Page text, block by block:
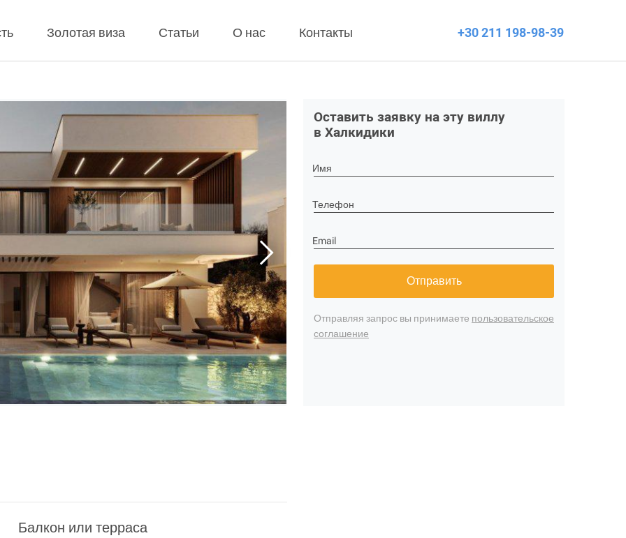
Золотая виза Статьи О нас Контакты +30 211 198-98-39
Оставить заявку на эту виллу
в Халкидики
Имя
Телефон
Email
Отправить
Отправляя запрос вы принимаете пользовательское
соглашение
Балкон или терраса